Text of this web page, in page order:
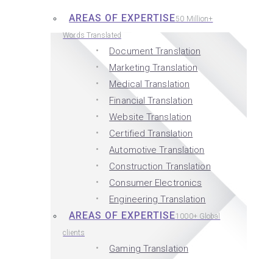
AREAS OF EXPERTISE50 Million+
Words Translated
Document Translation
Marketing Translation
Medical Translation
Financial Translation
Website Translation
Certified Translation
Automotive Translation
Construction Translation
Consumer Electronics
Engineering Translation
AREAS OF EXPERTISE1000+ Global
clients
Gaming Translation